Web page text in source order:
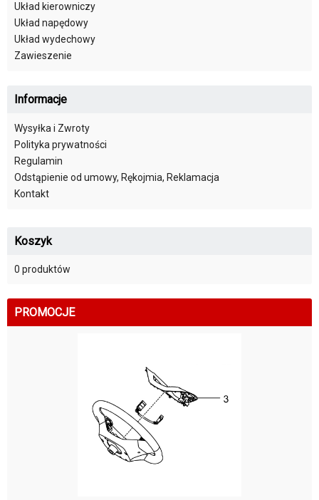
Układ kierowniczy
Układ napędowy
Układ wydechowy
Zawieszenie
Informacje
Wysyłka i Zwroty
Polityka prywatności
Regulamin
Odstąpienie od umowy, Rękojmia, Reklamacja
Kontakt
Koszyk
0 produktów
PROMOCJE